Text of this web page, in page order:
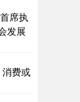
席执
发展
费或